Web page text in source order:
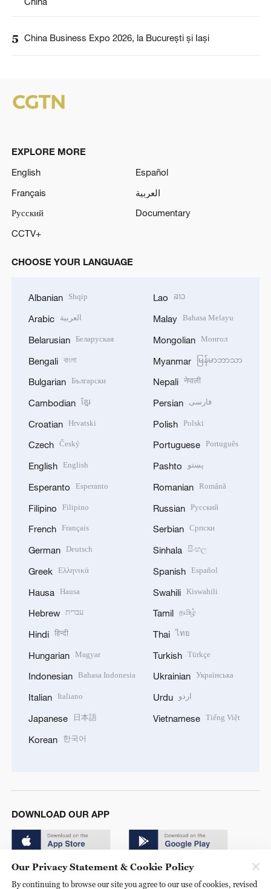
5 China Business Expo 2026, la București și Iași
EXPLORE MORE
English
Español
Français
العربية
Русский
Documentary
CCTV+
CHOOSE YOUR LANGUAGE
Albanian Shqip
Arabic العربية
Belarusian Беларуская
Bengali বাংলা
Bulgarian Български
Cambodian ខ្មែរ
Croatian Hrvatski
Czech Český
English English
Esperanto Esperanto
Filipino Filipino
French Français
German Deutsch
Greek Ελληνικά
Hausa Hausa
Hebrew עברית
Hindi हिन्दी
Hungarian Magyar
Indonesian Bahasa Indonesia
Italian Italiano
Japanese 日本語
Korean 한국어
Lao ລາວ
Malay Bahasa Melayu
Mongolian Монгол
Myanmar မြန်မာဘာသာ
Nepali नेपाली
Persian فارسی
Polish Polski
Portuguese Português
Pashto پښتو
Romanian Română
Russian Русский
Serbian Српски
Sinhala සිංහල
Spanish Español
Swahili Kiswahili
Tamil தமிழ்
Thai ไทย
Turkish Türkçe
Ukrainian Українська
Urdu اردو
Vietnamese Tiếng Việt
DOWNLOAD OUR APP
Our Privacy Statement & Cookie Policy
By continuing to browse our site you agree to our use of cookies, revised